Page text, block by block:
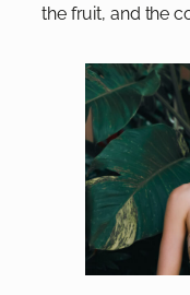
the fruit, and the